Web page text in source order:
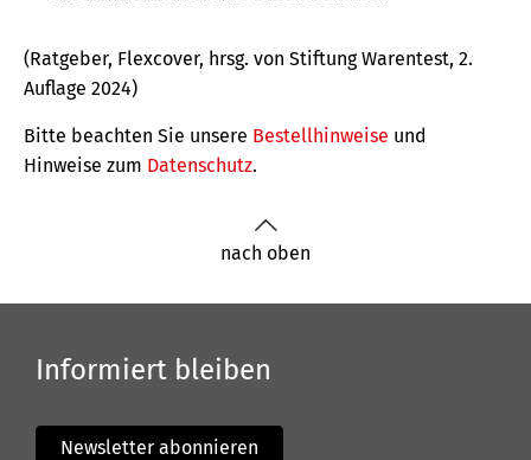
(Ratgeber, Flexcover, hrsg. von Stiftung Warentest, 2.
Auflage 2024)
Bitte beachten Sie unsere Bestellhinweise und
Hinweise zum Datenschutz.
nach oben
Informiert bleiben
Newsletter abonnieren